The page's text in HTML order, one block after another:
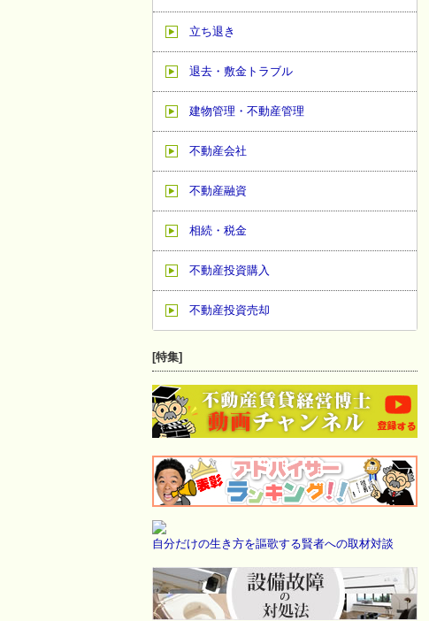
立ち退き
退去・敷金トラブル
建物管理・不動産管理
不動産会社
不動産融資
相続・税金
不動産投資購入
不動産投資売却
[特集]
自分だけの生き方を謳歌する賢者への取材対談